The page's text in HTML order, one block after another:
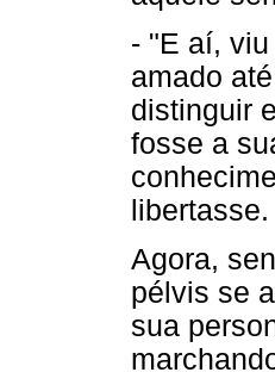
- "E aí,
amado
distinguir
fosse a
libertasse.
Agora,
pélvis se
sua